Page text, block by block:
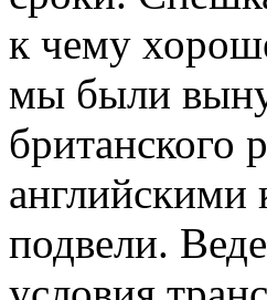
к чему
мы были
британского
английскими
подвели.